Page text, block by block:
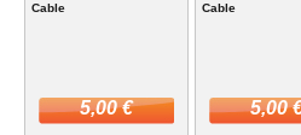
Cable
5,00 €
Cable
5,00